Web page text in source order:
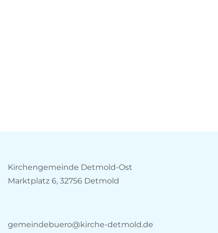
Kirchengemeinde Detmold-Ost
Marktplatz 6, 32756 Detmold
gemeindebuero@kirche-detmold.de